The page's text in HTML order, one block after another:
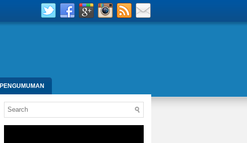
PENGUMUMAN